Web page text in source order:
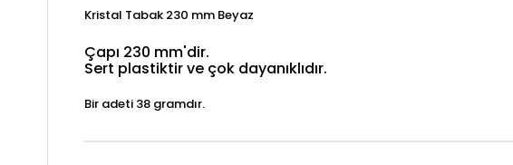
Kristal Tabak 230 mm Beyaz
Çapı 230 mm'dir.
Sert plastiktir ve çok dayanıklıdır.
Bir adeti 38 gramdır.